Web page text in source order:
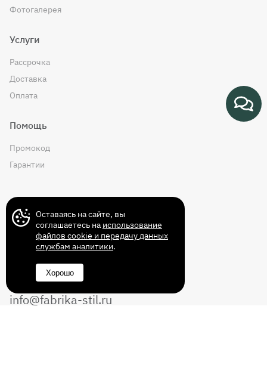
Фотогалерея
Услуги
Рассрочка
Доставка
Оплата
Помощь
Промокод
Гарантии
Контакты
+7 (499) 372-43-72
8 (800) 350-14-70
info@fabrika-stil.ru
Оставаясь на сайте, вы
соглашаетесь на использование
файлов cookie и передачу данных
службам аналитики.
Хорошо